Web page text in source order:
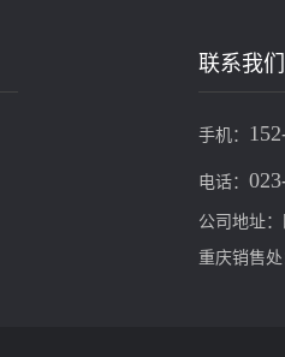
联系我们
手机：
电话：
公司地址
重庆销售